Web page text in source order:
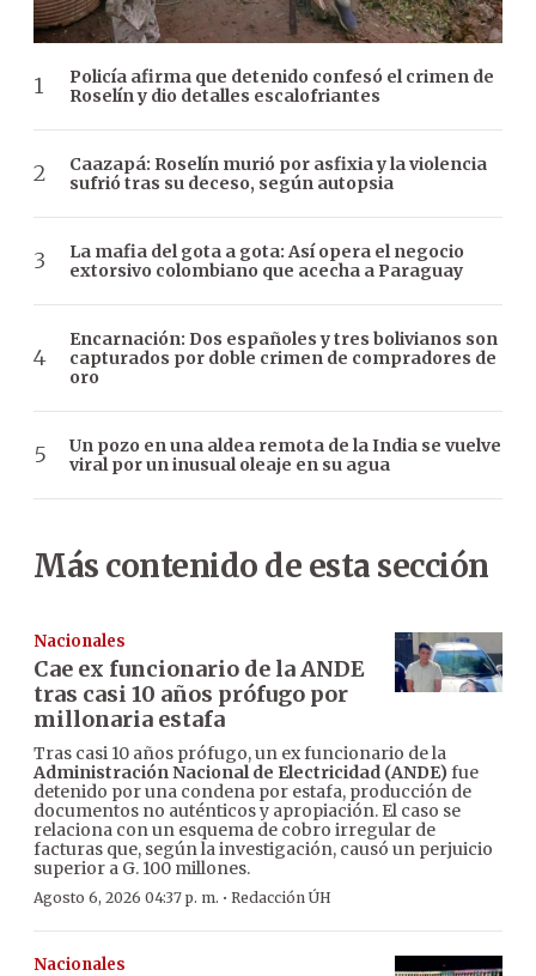
Policía afirma que detenido confesó el crimen de
Roselín y dio detalles escalofriantes
Caazapá: Roselín murió por asfixia y la violencia
sufrió tras su deceso, según autopsia
La mafia del gota a gota: Así opera el negocio
extorsivo colombiano que acecha a Paraguay
Encarnación: Dos españoles y tres bolivianos son
capturados por doble crimen de compradores de
oro
Un pozo en una aldea remota de la India se vuelve
viral por un inusual oleaje en su agua
Más contenido de esta sección
Nacionales
Cae ex funcionario de la ANDE
tras casi 10 años prófugo por
millonaria estafa
Tras casi 10 años prófugo, un ex funcionario de la
Administración Nacional de Electricidad (ANDE)fue
detenido por una condena por estafa, producción de
documentos no auténticos y apropiación. El caso se
relaciona con un esquema de cobro irregular de
facturas que, según la investigación, causó un perjuicio
superior a G. 100 millones.
Agosto 6, 2026 04:37 p. m. · Redacción ÚH
Nacionales